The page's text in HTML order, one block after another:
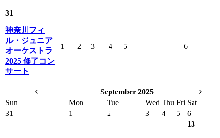
31
神奈川フィ
ル・ジュニア
オーケストラ
2025 修了コン
サート
1 2 3 4 5 6
September 2025
Sun
Mon Tue Wed Thu Fri Sat
31
1 2 3 4 5
6
13